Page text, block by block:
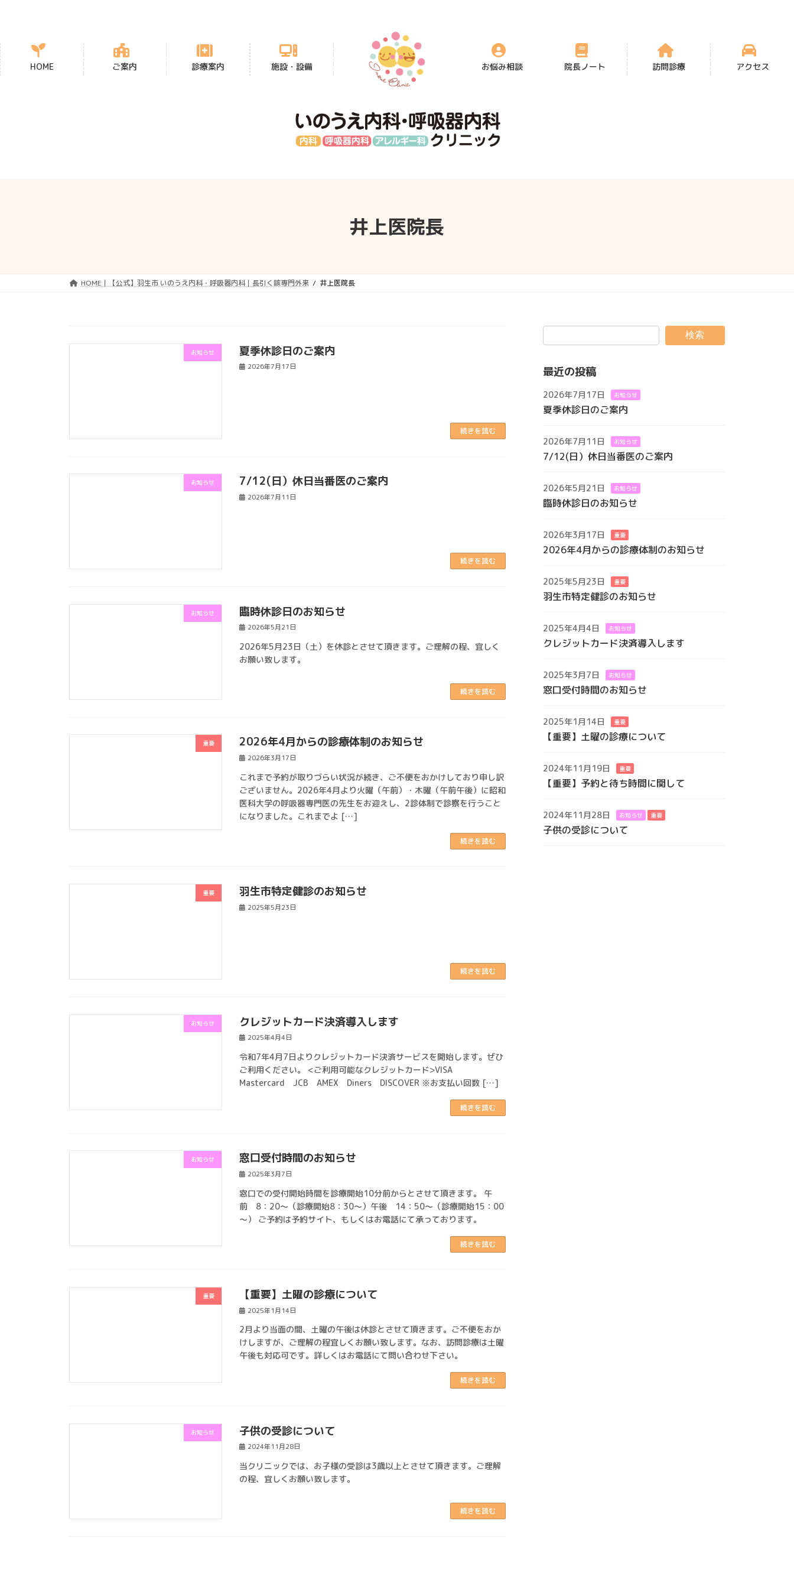
ン
ツ
へ
ー
シ
ョ
HOME ご案内 診療案内 施設・設備 お悩み相談 院長ノート 訪問診療 アクセス
井上医院長
HOME｜【公式】羽生市 いのうえ内科・呼吸器内科｜長引く咳専門外来 井上医院長
お知らせ 夏季休診日のご案内
2026年7月17日
続きを読む
お知らせ 7/12(日）休日当番医のご案内
2026年7月11日
続きを読む
お知らせ 臨時休診日のお知らせ
2026年5月21日
2026年5月23日（土）を休診とさせて頂きます。ご理解の程、宜しく
お願い致します。
続きを読む
重要 2026年4月からの診療体制のお知らせ
2026年3月17日
これまで予約が取りづらい状況が続き、ご不便をおかけしており申し訳
ございません。2026年4月より火曜（午前）・木曜（午前午後）に昭和
医科大学の呼吸器専門医の先生をお迎えし、2診体制で診察を行うこと
になりました。これまでよ […]
続きを読む
重要 羽生市特定健診のお知らせ
2025年5月23日
続きを読む
お知らせ クレジットカード決済導入します
2025年4月4日
令和7年4月7日よりクレジットカード決済サービスを開始します。ぜひ
ご利用ください。 <ご利用可能なクレジットカード>VISA
Mastercard JCB AMEX Diners DISCOVER ※お支払い回数 […]
続きを読む
お知らせ 窓口受付時間のお知らせ
2025年3月7日
窓口での受付開始時間を診療開始10分前からとさせて頂きます。 午
前 8：20～（診療開始8：30～）午後 14：50～（診療開始15：00
～） ご予約は予約サイト、もしくはお電話にて承っております。
続きを読む
重要 【重要】土曜の診療について
2025年1月14日
2月より当面の間、土曜の午後は休診とさせて頂きます。ご不便をおか
けしますが、ご理解の程宜しくお願い致します。なお、訪問診療は土曜
午後も対応可です。詳しくはお電話にて問い合わせ下さい。
続きを読む
お知らせ 子供の受診について
2024年11月28日
当クリニックでは、お子様の受診は3歳以上とさせて頂きます。ご理解
の程、宜しくお願い致します。
続きを読む
検索
最近の投稿
2026年7月17日 お知らせ
夏季休診日のご案内
2026年7月11日 お知らせ
7/12(日）休日当番医のご案内
2026年5月21日 お知らせ
臨時休診日のお知らせ
2026年3月17日 重要
2026年4月からの診療体制のお知らせ
2025年5月23日 重要
羽生市特定健診のお知らせ
2025年4月4日 お知らせ
クレジットカード決済導入します
2025年3月7日 お知らせ
窓口受付時間のお知らせ
2025年1月14日 重要
【重要】土曜の診療について
2024年11月19日 重要
【重要】予約と待ち時間に関して
2024年11月28日 お知らせ 重要
子供の受診について